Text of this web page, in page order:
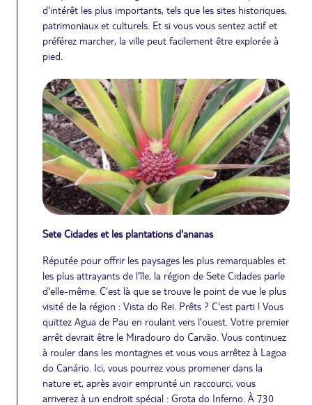
d'intérêt les plus importants, tels que les sites historiques,
patrimoniaux et culturels. Et si vous vous sentez actif et
préférez marcher, la ville peut facilement être explorée à
pied.
Sete Cidades et les plantations d'ananas
Réputée pour offrir les paysages les plus remarquables et
les plus attrayants de l'île, la région de Sete Cidades parle
d'elle-même. C'est là que se trouve le point de vue le plus
visité de la région : Vista do Rei. Prêts ? C'est parti ! Vous
quittez Agua de Pau en roulant vers l'ouest. Votre premier
arrêt devrait être le Miradouro do Carvão. Vous continuez
à rouler dans les montagnes et vous vous arrêtez à Lagoa
do Canário. Ici, vous pourrez vous promener dans la
nature et, après avoir emprunté un raccourci, vous
arriverez à un endroit spécial : Grota do Inferno. À 730